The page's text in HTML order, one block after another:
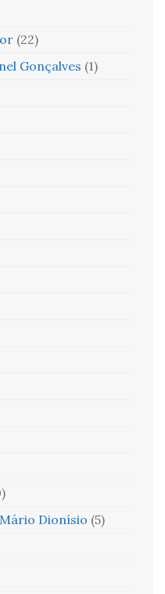
(22)
Gonçalves (1)
Dionísio (5)